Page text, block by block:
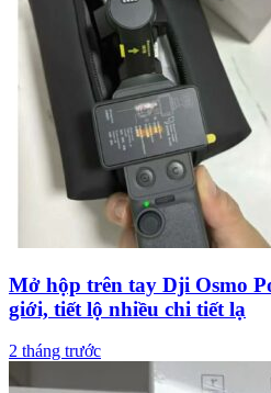
Mở hộp trên tay Dji Osmo
giới, tiết lộ nhiều chi tiết lạ
2 tháng trước